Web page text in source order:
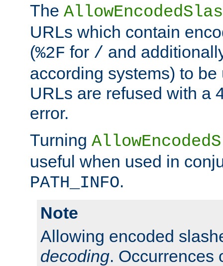
The
URLs which contain
(%2F for / and
according systems) to
URLs are refused with a
error.
Turning
useful when used in
PATH_INFO.
Note
Allowing encoded
decoding. Occurrences